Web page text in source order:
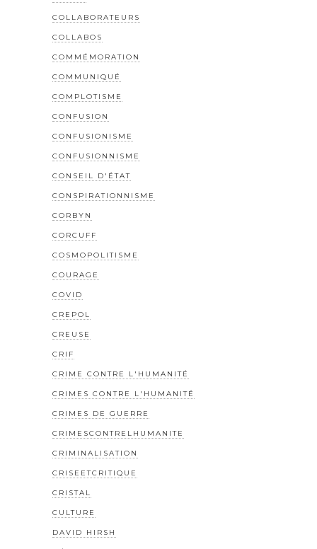
COLLABORATEURS
COLLABOS
COMMÉMORATION
COMMUNIQUÉ
COMPLOTISME
CONFUSION
CONFUSIONISME
CONFUSIONNISME
CONSEIL D'ÉTAT
CONSPIRATIONNISME
CORBYN
CORCUFF
COSMOPOLITISME
COURAGE
COVID
CREPOL
CREUSE
CRIF
CRIME CONTRE L'HUMANITÉ
CRIMES CONTRE L'HUMANITÉ
CRIMES DE GUERRE
CRIMESCONTRELHUMANITE
CRIMINALISATION
CRISEETCRITIQUE
CRISTAL
CULTURE
DAVID HIRSH